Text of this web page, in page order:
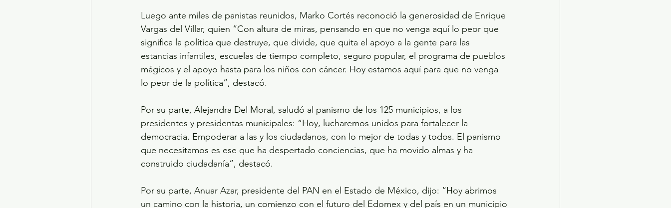
Luego ante miles de panistas reunidos, Marko Cortés reconoció la generosidad de Enrique
Vargas del Villar, quien “Con altura de miras, pensando en que no venga aquí lo peor que
significa la política que destruye, que divide, que quita el apoyo a la gente para las
estancias infantiles, escuelas de tiempo completo, seguro popular, el programa de pueblos
mágicos y el apoyo hasta para los niños con cáncer. Hoy estamos aquí para que no venga
lo peor de la política”, destacó.
Por su parte, Alejandra Del Moral, saludó al panismo de los 125 municipios, a los
presidentes y presidentas municipales: “Hoy, lucharemos unidos para fortalecer la
democracia. Empoderar a las y los ciudadanos, con lo mejor de todas y todos. El panismo
que necesitamos es ese que ha despertado conciencias, que ha movido almas y ha
construido ciudadanía”, destacó.
Por su parte, Anuar Azar, presidente del PAN en el Estado de México, dijo: “Hoy abrimos
un camino con la historia, un comienzo con el futuro del Edomex y del país en un municipio